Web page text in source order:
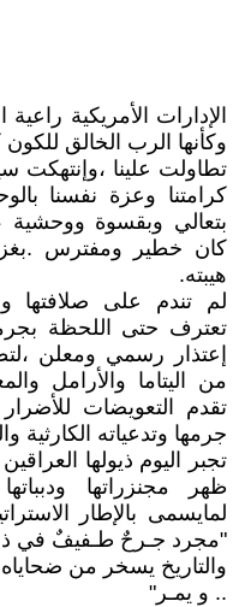
الإدارات الأمريكية
وكأنها الرب الخالق للكون
تطاولت علينا ،وإنتهكت
كرامتنا وعزة نفسنا
بتعالي وبقسوة ووحشية
كان خطير ومفترس
هيبته.
لم تندم على صلافتها
تعترف حتى اللحظة
إعتذار رسمي ومعلن
من اليتاما والأرامل
تقدم التعويضات للأضرار
جرمها وتدعياته الكارثية
تجبر اليوم ذيولها
ظهر مجنزراتها
لمايسمى بالإطار
"مجرد جـرحٌ طـفيفٌ في
والتاريخ يسخر من
.. و يمـر"